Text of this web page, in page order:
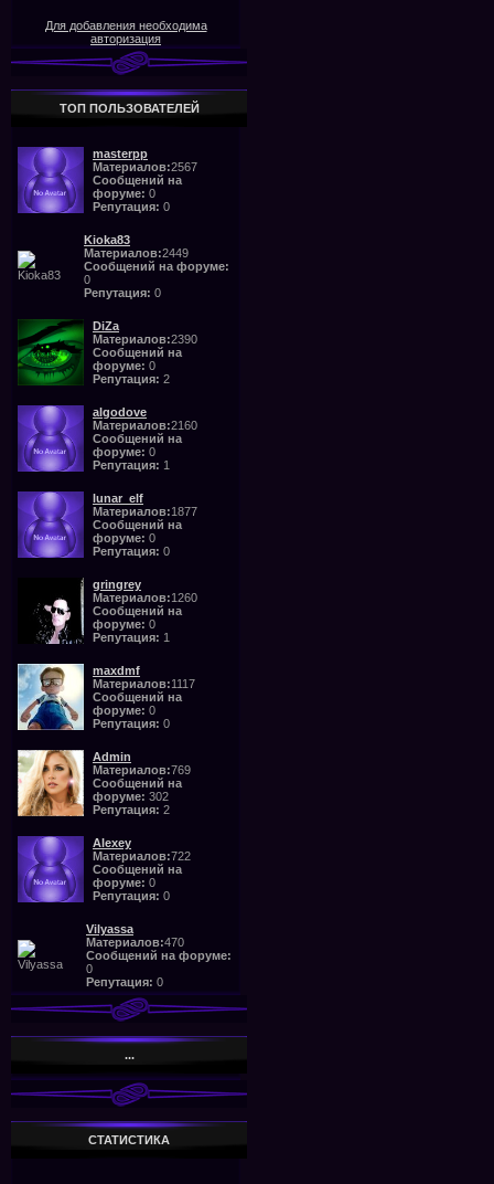
Для добавления необходима
авторизация
ТОП ПОЛЬЗОВАТЕЛЕЙ
masterpp
Материалов:2567
Сообщений на
форуме: 0
Репутация: 0
Kioka83
Материалов:2449
Сообщений на форуме:
0
Репутация: 0
DiZa
Материалов:2390
Сообщений на
форуме: 0
Репутация: 2
algodove
Материалов:2160
Сообщений на
форуме: 0
Репутация: 1
lunar_elf
Материалов:1877
Сообщений на
форуме: 0
Репутация: 0
gringrey
Материалов:1260
Сообщений на
форуме: 0
Репутация: 1
maxdmf
Материалов:1117
Сообщений на
форуме: 0
Репутация: 0
Admin
Материалов:769
Сообщений на
форуме: 302
Репутация: 2
Alexey
Материалов:722
Сообщений на
форуме: 0
Репутация: 0
Vilyassa
Материалов:470
Сообщений на форуме:
0
Репутация: 0
...
СТАТИСТИКА